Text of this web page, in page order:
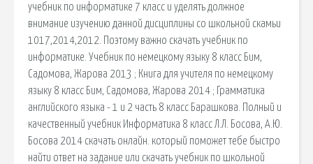
учебник по информатике 7 класс и уделять должное
внимание изучению данной дисциплины со школьной скамьи
1017,2014,2012. Поэтому важно скачать учебник по
информатике. Учебник по немецкому языку 8 класс Бим,
Садомова, Жарова 2013 ; Книга для учителя по немецкому
языку 8 класс Бим, Садомова, Жарова 2014 ; Грамматика
английского языка - 1 и 2 часть 8 класс Барашкова. Полный и
качественный учебник Информатика 8 класс Л.Л. Босова, А.Ю.
Босова 2014 скачать онлайн. который поможет тебе быстро
найти ответ на задание или скачать учебник по школьной